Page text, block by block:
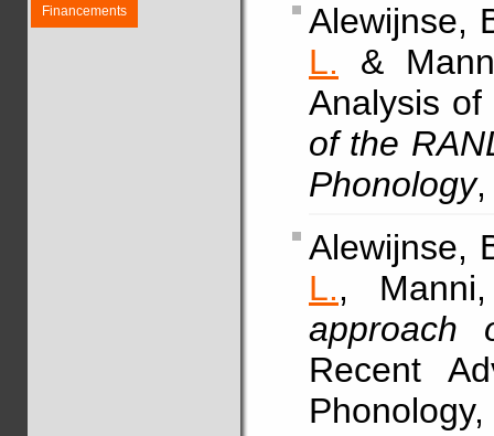
Financements
Alewijnse,
L. &
Analysis
of the
Phonology
Alewijnse,
L.,
approach
Recent